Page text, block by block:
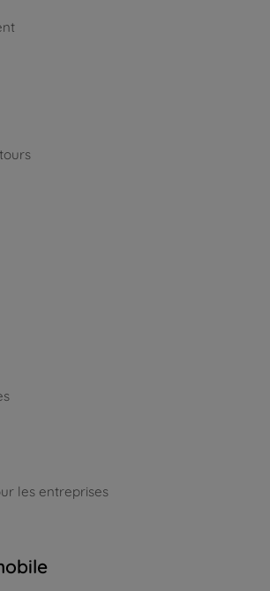
les entreprises